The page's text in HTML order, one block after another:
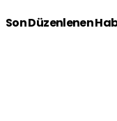
Son Düzenlenen